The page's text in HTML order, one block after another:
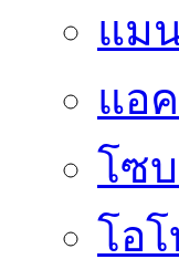
แม
แอ
โซ
โอโ